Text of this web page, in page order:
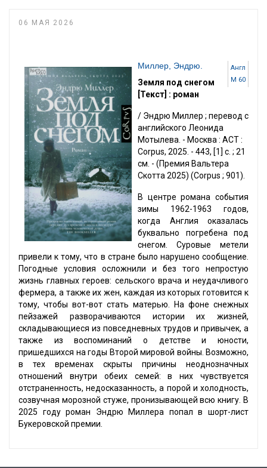
06 МАЯ 2026
Англ
М 60
Миллер, Эндрю.
Земля под снегом
[Текст] : роман
/ Эндрю Миллер ; перевод с
английского Леонида
Мотылева. - Москва : АСТ :
Corpus, 2025. - 443, [1] с. ; 21
cм. - (Премия Вальтера
Скотта 2025) (Corpus ; 901).
В центре романа события
зимы 1962-1963 годов,
когда Англия оказалась
буквально погребена под
снегом. Суровые метели
привели к тому, что в стране было нарушено сообщение.
Погодные условия осложнили и без того непростую
жизнь главных героев: сельского врача и неудачливого
фермера, а также их жен, каждая из которых готовится к
тому, чтобы вот-вот стать матерью. На фоне снежных
пейзажей разворачиваются истории их жизней,
складывающиеся из повседневных трудов и привычек, а
также из воспоминаний о детстве и юности,
пришедшихся на годы Второй мировой войны. Возможно,
в тех временах скрыты причины неоднозначных
отношений внутри обеих семей: в них чувствуется
отстраненность, недосказанность, а порой и холодность,
созвучная морозной стуже, пронизывающей всю книгу. В
2025 году роман Эндрю Миллера попал в шорт-лист
Букеровской премии.